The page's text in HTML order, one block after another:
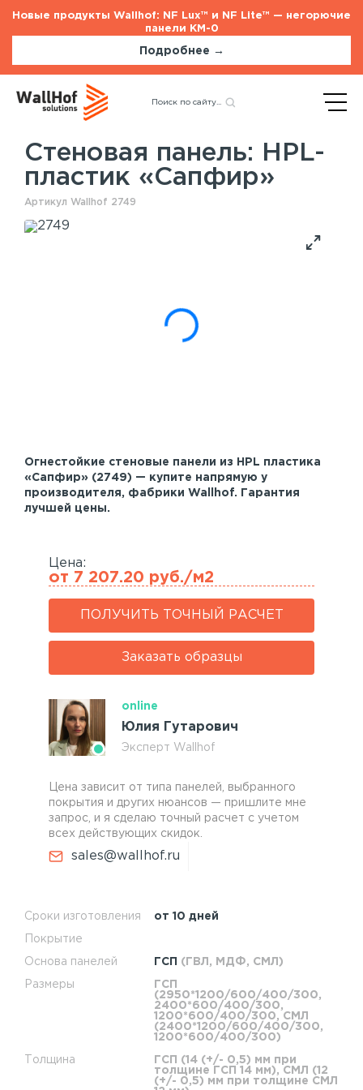
Новые продукты Wallhof: NF Lux™ и NF Lite™ — негорючие
панели КМ-0
Подробнее →
Каталог
Назад
Стеновые панели
Стеновая панель: HPL-
пластик «Сапфир»
Артикул Wallhof 2749
Огнестойкие стеновые панели из HPL пластика
«Сапфир» (2749) — купите напрямую у
производителя, фабрики Wallhof. Гарантия
лучшей цены.
Сроки изготовления от 10 дней
Покрытие
Основа панелей ГСП (ГВЛ, МДФ, СМЛ)
Размеры
ГСП
(2950*1200/600/400/300,
2400*600/400/300,
1200*600/400/300, СМЛ
(2400*1200/600/400/300,
1200*600/400/300)
Толщина
ГСП (14 (+/- 0,5) мм при
толщине ГСП 14 мм), СМЛ (12
(+/- 0,5) мм при толщине СМЛ
Цена:
от 7 207.20 руб./м2
ПОЛУЧИТЬ ТОЧНЫЙ РАСЧЕТ
Заказать образцы
online
Юлия Гутарович
Эксперт Wallhof
Цена зависит от типа панелей, выбранного
покрытия и других нюансов — пришлите мне
запрос, и я сделаю точный расчет с учетом
всех действующих скидок.
sales@wallhof.ru